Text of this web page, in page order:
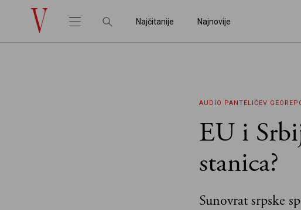
Najčitanije Najnovije
AUDIO PANTELIĆEV
EU i
stanica?
Sunovrat srpske